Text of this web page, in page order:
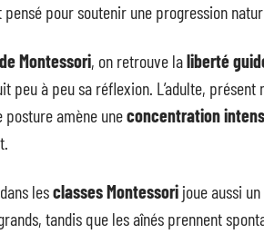
pour soutenir une progression
Montessori, on retrouve laliberté
peu à peu sa réflexion. L’adulte,
amène uneconcentration
lesclasses Montessori joue aussi
tandis que les aînés prennent